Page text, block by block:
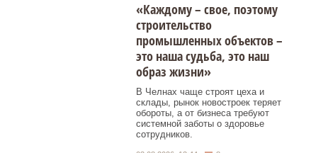
«Каждому – свое, поэтому
строительство
промышленных объектов –
это наша судьба, это наш
образ жизни»
В Челнах чаще строят цеха и
склады, рынок новостроек теряет
обороты, а от бизнеса требуют
системной заботы о здоровье
сотрудников.